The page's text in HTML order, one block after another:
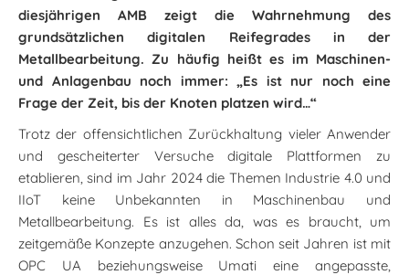
diesjährigen AMB zeigt die Wahrnehmung des
grundsätzlichen digitalen Reifegrades in der
Metallbearbeitung. Zu häufig heißt es im Maschinen-
und Anlagenbau noch immer: „Es ist nur noch eine
Frage der Zeit, bis der Knoten platzen wird…“
Trotz der offensichtlichen Zurückhaltung vieler Anwender
und gescheiterter Versuche digitale Plattformen zu
etablieren, sind im Jahr 2024 die Themen Industrie 4.0 und
IIoT keine Unbekannten in Maschinenbau und
Metallbearbeitung. Es ist alles da, was es braucht, um
zeitgemäße Konzepte anzugehen. Schon seit Jahren ist mit
OPC UA beziehungsweise Umati eine angepasste,